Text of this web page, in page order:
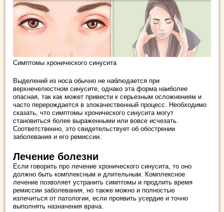
Симптомы хронического синусита
Выделений из носа обычно не наблюдается при
верхнечелюстном синусите, однако эта форма наиболее
опасная, так как может привести к серьезным осложнениям и
часто перерождается в злокачественный процесс. Необходимо
сказать, что симптомы хронического синусита могут
становиться более выраженными или вовсе исчезать.
Соответственно, это свидетельствует об обострении
заболевания и его ремиссии.
Лечение болезни
Если говорить про лечение хронического синусита, то оно
должно быть комплексным и длительным. Комплексное
лечение позволяет устранить симптомы и продлить время
ремиссии заболевания, но также можно и полностью
излечиться от патологии, если проявить усердие и точно
выполнять назначения врача.